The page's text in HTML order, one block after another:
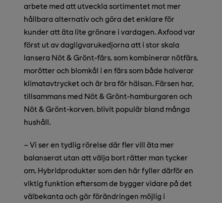
arbete med att utveckla sortimentet mot mer
hållbara alternativ och göra det enklare för
kunder att äta lite grönare i vardagen. Axfood var
först ut av dagligvarukedjorna att i stor skala
lansera Nöt & Grönt-färs, som kombinerar nötfärs,
morötter och blomkål i en färs som både halverar
klimatavtrycket och är bra för hälsan. Färsen har,
tillsammans med Nöt & Grönt-hamburgaren och
Nöt & Grönt-korven, blivit populär bland många
hushåll.
– Vi ser en tydlig rörelse där fler vill äta mer
balanserat utan att välja bort rätter man tycker
om. Hybridprodukter som den här fyller därför en
viktig funktion eftersom de bygger vidare på det
välbekanta och gör förändringen möjlig i